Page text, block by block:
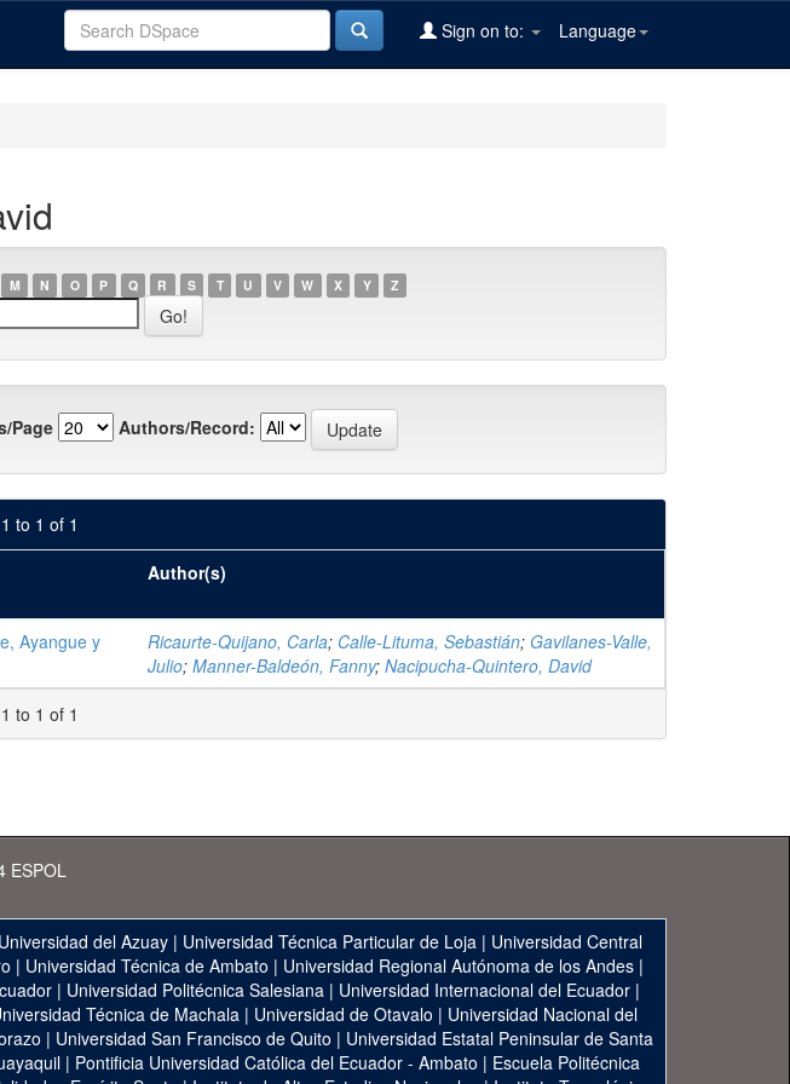
Language
Sign on to:
M N O P Q R S T U V W X Y Z
Page Authors/Record:
to 1 of 1
Author(s)
Ayangue y
Ricaurte-Quijano, Carla; Calle-Lituma, Sebastián; Gavilanes-Valle,
Julio; Manner-Baldeón, Fanny; Nacipucha-Quintero, David
to 1 of 1
ESPOL
Universidad del Azuay | Universidad Técnica Particular de Loja | Universidad Central
| Universidad Técnica de Ambato | Universidad Regional Autónoma de los Andes|
| Universidad Politécnica Salesiana| Universidad Internacional del Ecuador|
Técnica de Machala | Universidad de Otavalo | Universidad Nacional del
| Universidad San Francisco de Quito | Universidad Estatal Peninsular de Santa
| Pontificia Universidad Católica del Ecuador - Ambato | Escuela Politécnica